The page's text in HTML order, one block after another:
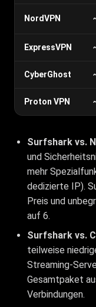
NordVPN
ExpressVPN
CyberGhost
Proton VPN
Surfshark vs.
und
mehr
dedizierte IP).
Preis und
auf 6.
Surfshark vs.
teilweise
Streaming-
Gesamtpaket
Verbindungen.